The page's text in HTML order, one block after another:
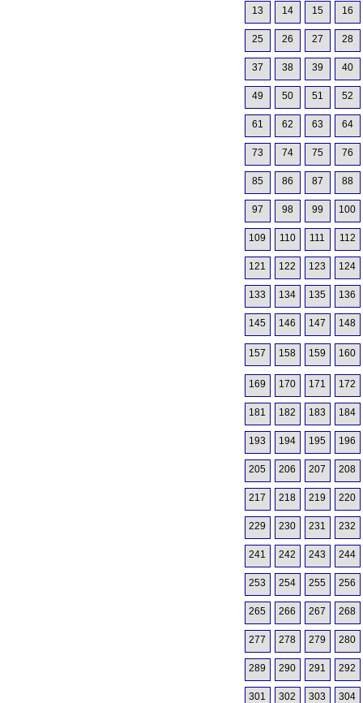
13 14 15 16
25 26 27 28
37 38 39 40
49 50 51 52
61 62 63 64
73 74 75 76
85 86 87 88
97 98 99 100
109 110 111 112
121 122 123 124
133 134 135 136
145 146 147 148
157 158 159 160
169 170 171 172
181 182 183 184
193 194 195 196
205 206 207 208
217 218 219 220
229 230 231 232
241 242 243 244
253 254 255 256
265 266 267 268
277 278 279 280
289 290 291 292
301 302 303 304